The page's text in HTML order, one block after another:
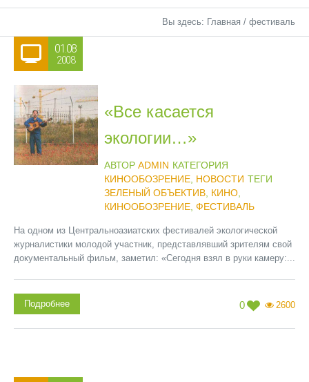
Вы здесь: Главная / фестиваль
01.08
2008
«Все касается
экологии…»
АВТОР ADMIN КАТЕГОРИЯ
КИНООБОЗРЕНИЕ, НОВОСТИ ТЕГИ
ЗЕЛЕНЫЙ ОБЪЕКТИВ, КИНО,
КИНООБОЗРЕНИЕ, ФЕСТИВАЛЬ
На одном из Центральноазиатских фестивалей экологической
журналистики молодой участник, представлявший зрителям свой
документальный фильм, заметил: «Сегодня взял в руки камеру:...
0 2600
Подробнее